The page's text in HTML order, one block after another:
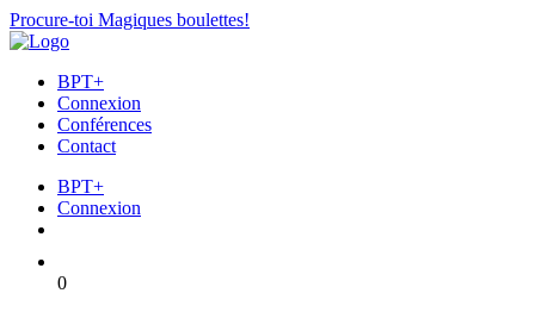
Procure-toi Magiques boulettes!
BPT+
Connexion
Conférences
Contact
BPT+
Connexion
0